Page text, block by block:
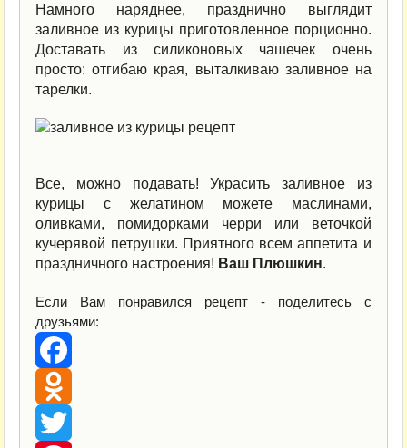
Намного наряднее, празднично выглядит
заливное из курицы приготовленное порционно.
Доставать из силиконовых чашечек очень
просто: отгибаю края, выталкиваю заливное на
тарелки.
Все, можно подавать! Украсить заливное из
курицы с желатином можете маслинами,
оливками, помидорками черри или веточкой
кучерявой петрушки. Приятного всем аппетита и
праздничного настроения! Ваш Плюшкин.
Если Вам понравился рецепт - поделитесь с
друзьями:
Facebook
Odnoklassniki